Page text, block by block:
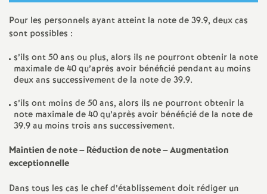
Pour les personnels ayant atteint la note de 39.9, deux cas
sont possibles :
s’ils ont 50 ans ou plus, alors ils ne pourront obtenir la note
maximale de 40 qu’après avoir bénéficié pendant au moins
deux ans successivement de la note de 39.9.
s’ils ont moins de 50 ans, alors ils ne pourront obtenir la
note maximale de 40 qu’après avoir bénéficié de la note de
39.9 au moins trois ans successivement.
Maintien de note – Réduction de note – Augmentation
exceptionnelle
Dans tous les cas le chef d’établissement doit rédiger un